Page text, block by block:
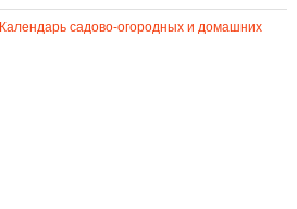
Календарь садово-огородных и домашних